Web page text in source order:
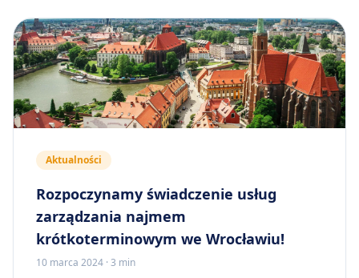
Aktualności
Rozpoczynamy świadczenie usług
zarządzania najmem
krótkoterminowym we Wrocławiu!
10 marca 2024 ·3 min